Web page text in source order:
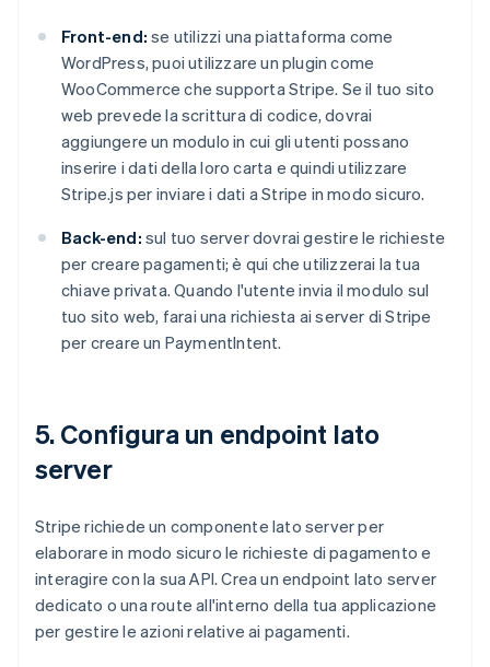
Front-end: se utilizzi una piattaforma come
WordPress, puoi utilizzare un plugin come
WooCommerce che supporta Stripe. Se il tuo sito
web prevede la scrittura di codice, dovrai
aggiungere un modulo in cui gli utenti possano
inserire i dati della loro carta e quindi utilizzare
Stripe.js per inviare i dati a Stripe in modo sicuro.
Back-end: sul tuo server dovrai gestire le richieste
per creare pagamenti; è qui che utilizzerai la tua
chiave privata. Quando l'utente invia il modulo sul
tuo sito web, farai una richiesta ai server di Stripe
per creare un PaymentIntent.
5. Configura un endpoint lato
server
Stripe richiede un componente lato server per
elaborare in modo sicuro le richieste di pagamento e
interagire con la sua API. Crea un endpoint lato server
dedicato o una route all'interno della tua applicazione
per gestire le azioni relative ai pagamenti.